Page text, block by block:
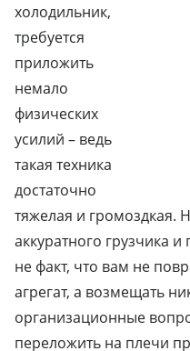
холодильник,
требуется
приложить
немало
физических
усилий – ведь
такая техника
достаточно
тяжелая и громоздкая.
аккуратного грузчика
не факт, что вам не
агрегат, а возмещать
организационные
переложить на плечи